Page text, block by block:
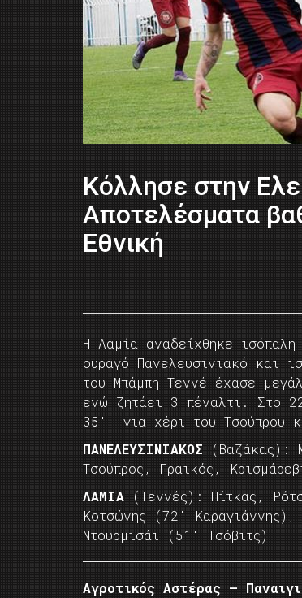
Κόλλησε στην
Αποτελέσματα
Εθνική
Η Λαμία
αναδείχθηκε
ουραγό Πανελευσινιακό και
του Μπάμπη Τεννέ έχασε
ενώ ζητάει 3 πέναλτι. Στο
35′ για χέρι του Τσούπρου
ΠΑΝΕΛΕΥΣΙΝΙΑΚΟΣ (Βαζάκας):
Τσούπρος, Γραικός,
ΛΑΜΙΑ
(Τεννές): Πίτκας,
Κοτσώνης (72′
Ντουρμισάι (51′ Τσόβιτς)
Αγροτικός Αστέρας –